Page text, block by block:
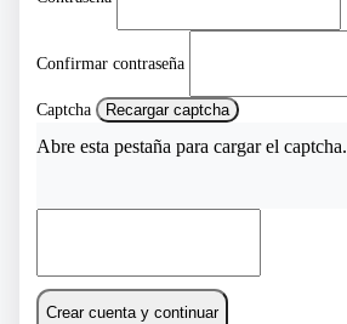
Confirmar contraseña
Captcha Recargar captcha
Abre esta pestaña para cargar el captcha.
Crear cuenta y continuar